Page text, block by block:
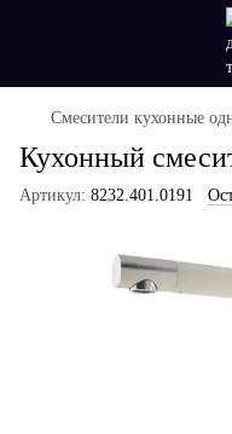
Смесители кухонные
Кухонный
Артикул: 8232.401.0191